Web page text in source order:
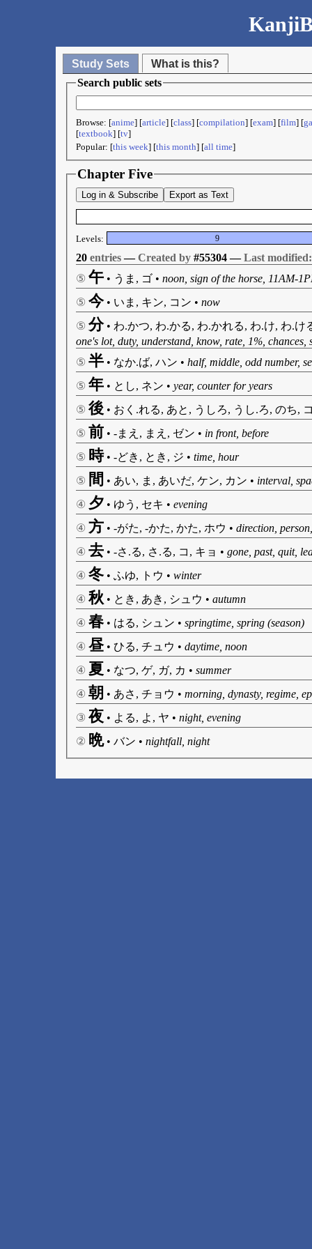
Study Sets
What is this?
Search public sets
Browse: [anime] [article] [class] [compilation] [exam] [film] [
[textbook] [tv]
Popular: [this week] [this month] [all time]
Chapter Five
Log in & Subscribe Export as Text
Levels: 9
20 entries—Created by #55304 —Last modified:
⑤ 午 • うま, ゴ • noon, sign of the horse, 11AM-
⑤ 今• いま, キン, コン • now
⑤ 分• わ.かつ, わ.かる, わ.かれる, わ.け, わ.け
one's lot, duty, understand, know, rate, 1%, chances,
⑤ 半 • なか.ば, ハン • half, middle, odd number,
⑤ 年 • とし, ネン • year, counter for years
⑤ 後 • おく.れる, あと, うしろ, うし.ろ, のち,
⑤ 前 • -まえ, まえ, ゼン • in front, before
⑤ 時• -どき, とき, ジ • time, hour
⑤ 間 • あい, ま, あいだ, ケン, カン • interval,
④ 夕 • ゆう, セキ • evening
④ 方 • -がた, -かた, かた, ホウ • direction,
④ 去 • -さ.る, さ.る, コ, キョ • gone, past, quit,
④ 冬• ふゆ, トウ • winter
④ 秋 • とき, あき, シュウ • autumn
④ 春• はる, シュン • springtime, spring (season)
④ 昼• ひる, チュウ • daytime, noon
④ 夏 • なつ, ゲ, ガ, カ • summer
④ 朝 • あさ, チョウ • morning, dynasty, regime,
③ 夜 • よる, よ, ヤ • night, evening
② 晩• バン • nightfall, night